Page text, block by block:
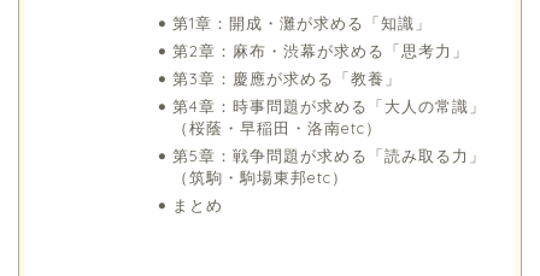
第1章：開成・灘が求める「知識」
第2章：麻布・渋幕が求める「思考力」
第3章：慶應が求める「教養」
第4章：時事問題が求める「大人の常識」
（桜蔭・早稲田・洛南etc）
第5章：戦争問題が求める「読み取る力」
（筑駒・駒場東邦etc）
まとめ